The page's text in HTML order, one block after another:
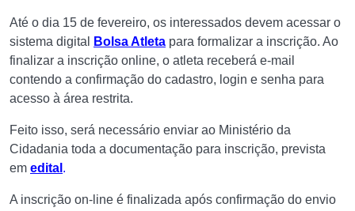
Até o dia 15 de fevereiro, os interessados devem acessar o
sistema digital
Bolsa Atleta para formalizar a inscrição. Ao
finalizar a inscrição online, o atleta receberá e-mail
contendo a confirmação do cadastro, login e senha para
acesso à área restrita.
Feito isso, será necessário enviar ao Ministério da
Cidadania toda a documentação para inscrição, prevista
em edital .
A inscrição on-line é finalizada após confirmação do envio